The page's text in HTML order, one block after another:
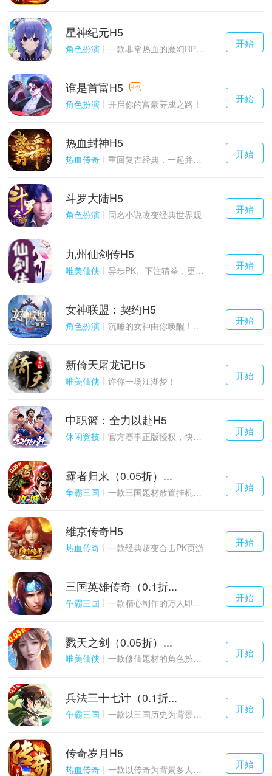
千百度h5
游戏
开始
星神纪元H5
角色扮演 一款非常热血的魔幻RPG游戏
千百度h5
游戏
开始
谁是首富H5 礼包
角色扮演 开启你的富豪养成之路！
千百度h5
游戏
开始
热血封神H5
热血传奇 重回复古经典，一起并肩作战吧！
千百度h5
游戏
开始
斗罗大陆H5
角色扮演 同名小说改变经典世界观
千百度h5
游戏
开始
九州仙剑传H5
唯美仙侠 异步PK、下注猜拳，更多玩点等你来体验！
千百度h5
游戏
开始
女神联盟：契约H5
角色扮演 沉睡的女神由你唤醒！点燃战火！
千百度h5
游戏
开始
新倚天屠龙记H5
唯美仙侠 许你一场江湖梦！
千百度h5
游戏
开始
中职篮：全力以赴H5
休闲竞技 官方赛事正版授权，快来打造属于自己的传奇吧~
千百度h5
游戏
开始
霸者归来（0.05折）...
争霸三国 一款三国题材放置挂机与战争策略结合的游戏
千百度h5
游戏
开始
维京传奇H5
热血传奇 一款经典超变合击PK页游
千百度h5
游戏
开始
三国英雄传奇（0.1折...
争霸三国 一款精心制作的万人即时战斗SLG三国手游
千百度h5
游戏
开始
戮天之剑（0.05折）...
唯美仙侠 一款修仙题材的角色扮演养成手游
千百度h5
游戏
开始
兵法三十七计（0.1折...
争霸三国 一款以三国历史为背景的卡牌策略游戏
千百度h5
游戏
开始
传奇岁月H5
热血传奇 一款以传奇为背景多人在线的ARPG大作